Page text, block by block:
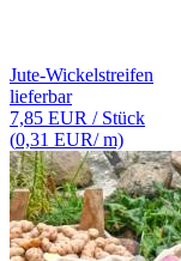
Jute-Wickelstreifen
lieferbar
7,85 EUR / Stück
(0,31 EUR/ m)